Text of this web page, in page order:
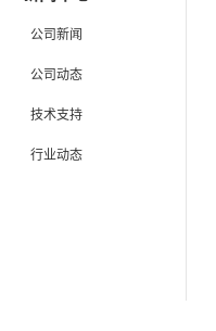
公司新闻
公司动态
技术支持
行业动态